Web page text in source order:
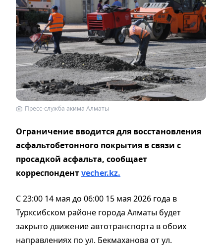
Пресс-служба акима Алматы
Ограничение вводится для восстановления
асфальтобетонного покрытия в связи с
просадкой асфальта, сообщает
корреспондентvecher.kz.
С 23:00 14 мая до 06:00 15 мая 2026 года в
Турксибском районе города Алматы будет
закрыто движение автотранспорта в обоих
направлениях по ул. Бекмаханова от ул.